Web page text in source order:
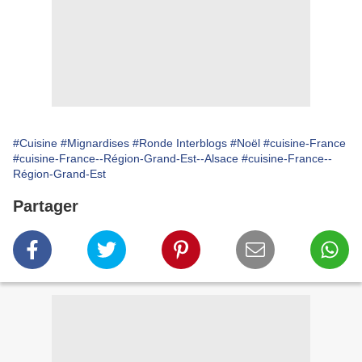
#Cuisine #Mignardises #Ronde Interblogs #Noël #cuisine-France
#cuisine-France--Région-Grand-Est--Alsace #cuisine-France--
Région-Grand-Est
Partager